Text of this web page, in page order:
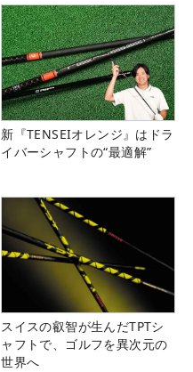
新『TENSEIオレンジ』はドラ
イバーシャフトの“最適解”
スイスの叡智が生んだTPTシ
ャフトで、ゴルフを異次元の
世界へ